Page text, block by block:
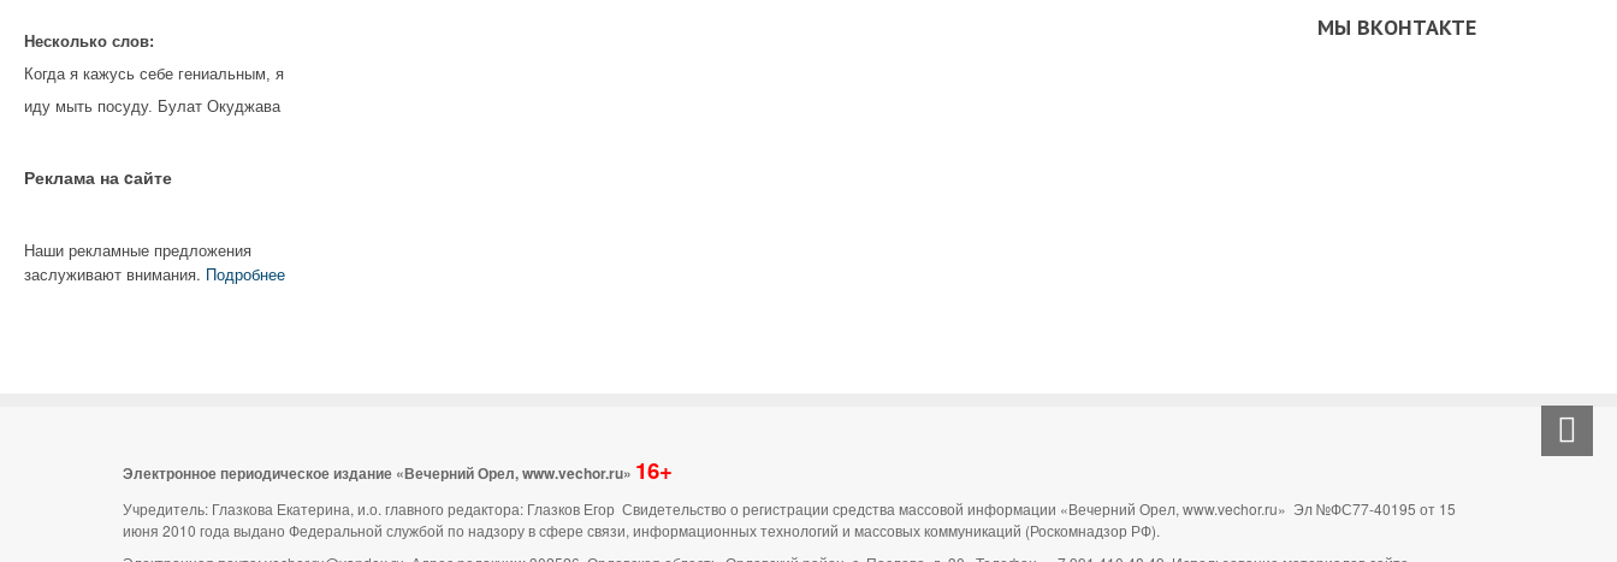
Несколько слов:
Когда я кажусь себе гениальным, я
иду мыть посуду. Булат Окуджава
Реклама на cайте
Наши рекламные предложения
заслуживают внимания. Подробнее
МЫ ВКОНТАКТЕ
Электронное периодическое издание «Вечерний Орел, www.vechor.ru» 16+
Учредитель: Глазкова Екатерина, и.о. главного редактора: Глазков Егор Свидетельство о регистрации средства массовой информации «Вечерний Орел, www.vechor.ru» Эл №ФС77-40195 от 15
июня 2010 года выдано Федеральной службой по надзору в сфере связи, информационных технологий и массовых коммуникаций (Роскомнадзор РФ).